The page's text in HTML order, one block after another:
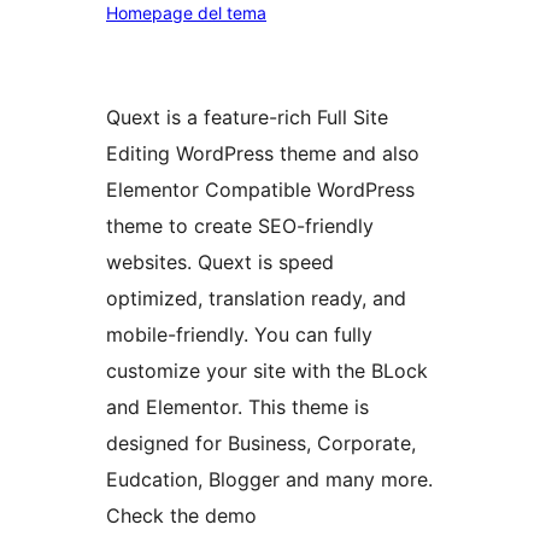
Homepage del tema
Quext is a feature-rich Full Site
Editing WordPress theme and also
Elementor Compatible WordPress
theme to create SEO-friendly
websites. Quext is speed
optimized, translation ready, and
mobile-friendly. You can fully
customize your site with the BLock
and Elementor. This theme is
designed for Business, Corporate,
Eudcation, Blogger and many more.
Check the demo